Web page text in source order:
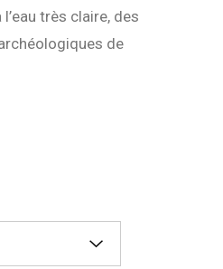
très claire, des
de